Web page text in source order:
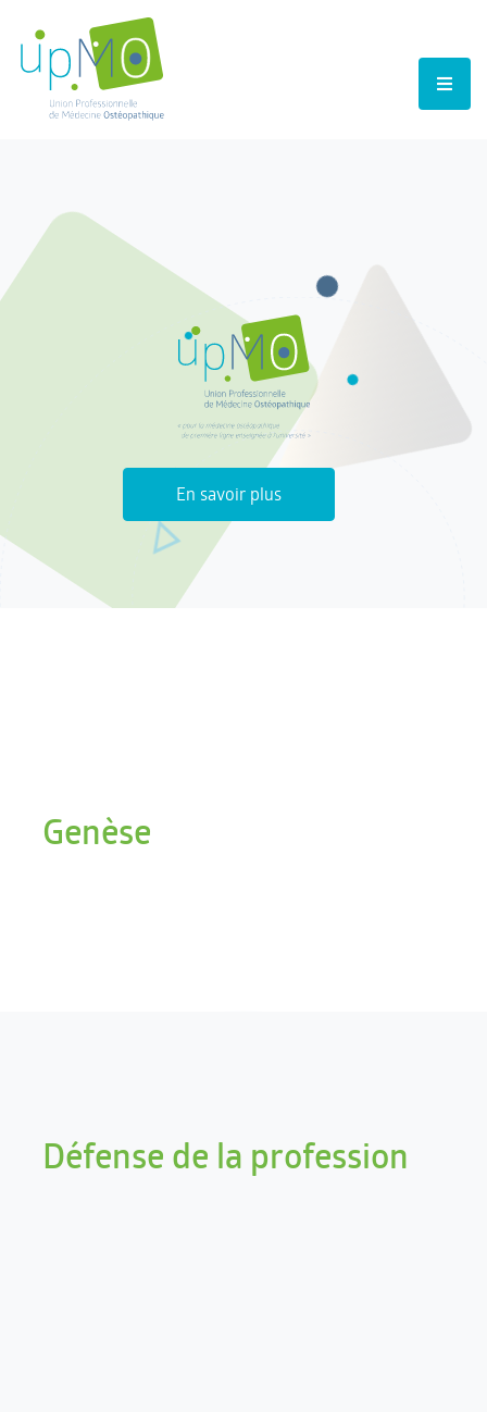
En savoir plus
Genèse
Défense de la profession